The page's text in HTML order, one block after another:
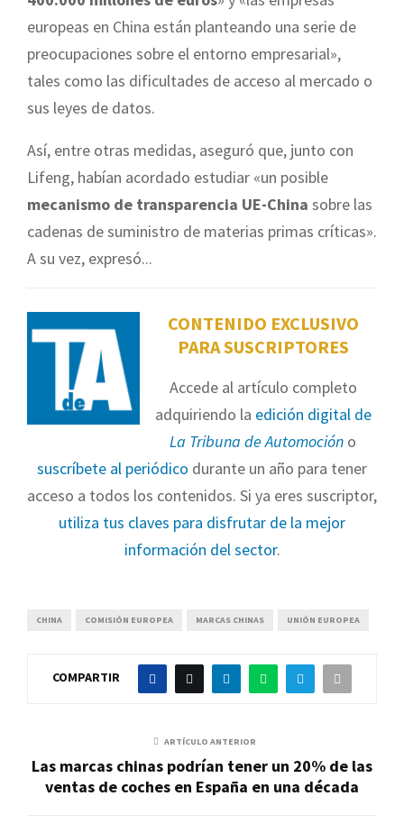
europeas en China están planteando una serie de
preocupaciones sobre el entorno empresarial»,
tales como las dificultades de acceso al mercado o
sus leyes de datos.
Así, entre otras medidas, aseguró que, junto con
Lifeng, habían acordado estudiar «un posible
mecanismo de transparencia UE-China sobre las
cadenas de suministro de materias primas críticas».
A su vez, expresó...
CONTENIDO EXCLUSIVO
PARA SUSCRIPTORES
Accede al artículo completo
adquiriendo la edición digital de
La Tribuna de Automoción o
suscríbete al periódico durante un año para tener
acceso a todos los contenidos. Si ya eres suscriptor,
utiliza tus claves para disfrutar de la mejor
información del sector.
CHINA COMISIÓN EUROPEA MARCAS CHINAS UNIÓN EUROPEA
COMPARTIR
ARTÍCULO ANTERIOR
Las marcas chinas podrían tener un 20% de las
ventas de coches en España en una década